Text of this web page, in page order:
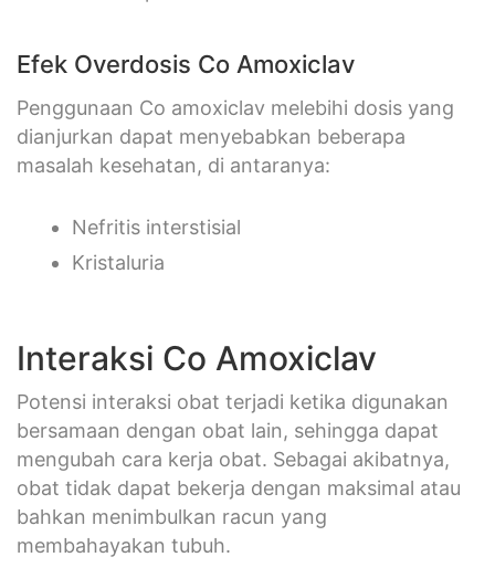
Efek Overdosis Co Amoxiclav
Penggunaan Co amoxiclav melebihi dosis yang
dianjurkan dapat menyebabkan beberapa
masalah kesehatan, di antaranya:
Nefritis interstisial
Kristaluria
Interaksi Co Amoxiclav
Potensi interaksi obat terjadi ketika digunakan
bersamaan dengan obat lain, sehingga dapat
mengubah cara kerja obat. Sebagai akibatnya,
obat tidak dapat bekerja dengan maksimal atau
bahkan menimbulkan racun yang
membahayakan tubuh.